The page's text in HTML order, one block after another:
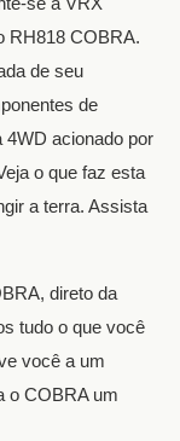
RH818 COBRA.
de seu
de
acionado por
o que faz esta
a terra. Assista
direto da
tudo o que você
você a um
o COBRA um